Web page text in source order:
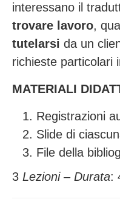
interessano il
trovare lavoro,
tutelarsi da un
richieste particolari
MATERIALI
Registrazioni
Slide di
File della
3 Lezioni – Durata: